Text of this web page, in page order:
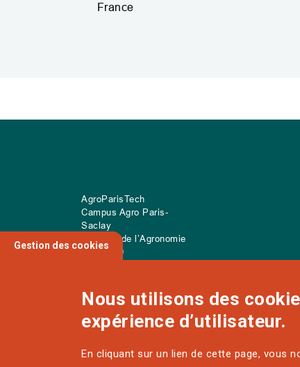
France
AgroParisTech
Campus Agro Paris-
Saclay
22 place de l’Agronomie
CS20040
Gestion des cookies
Nous utilisons des
expérience d’utilisateur.
En cliquant sur un lien de cette page, vous